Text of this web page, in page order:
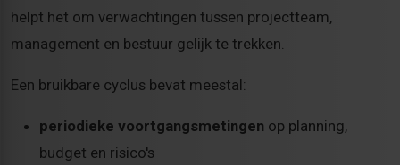
helpt het om verwachtingen tussen projectteam,
management en bestuur gelijk te trekken.
Een bruikbare cyclus bevat meestal:
periodieke voortgangsmetingen op planning,
budget en risico's